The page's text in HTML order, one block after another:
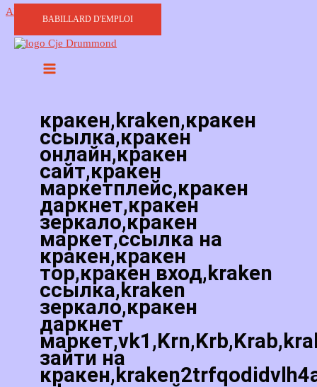
Aller au contenu
BABILLARD D'EMPLOI
кракен,kraken,кракен
ссылка,кракен
онлайн,кракен
сайт,кракен
маркетплейс,кракен
даркнет,кракен
зеркало,кракен
маркет,ссылка на
кракен,кракен
тор,кракен вход,kraken
ссылка,kraken
зеркало,кракен
даркнет
зайти на